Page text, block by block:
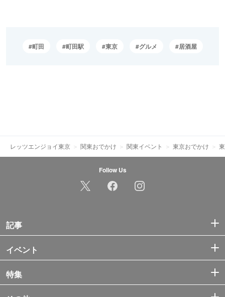
町田 町田駅 東京 グルメ 居酒屋
レッツエンジョイ東京 関東おでかけ 関東イベント 東京おでかけ
Follow Us
記事
イベント
特集